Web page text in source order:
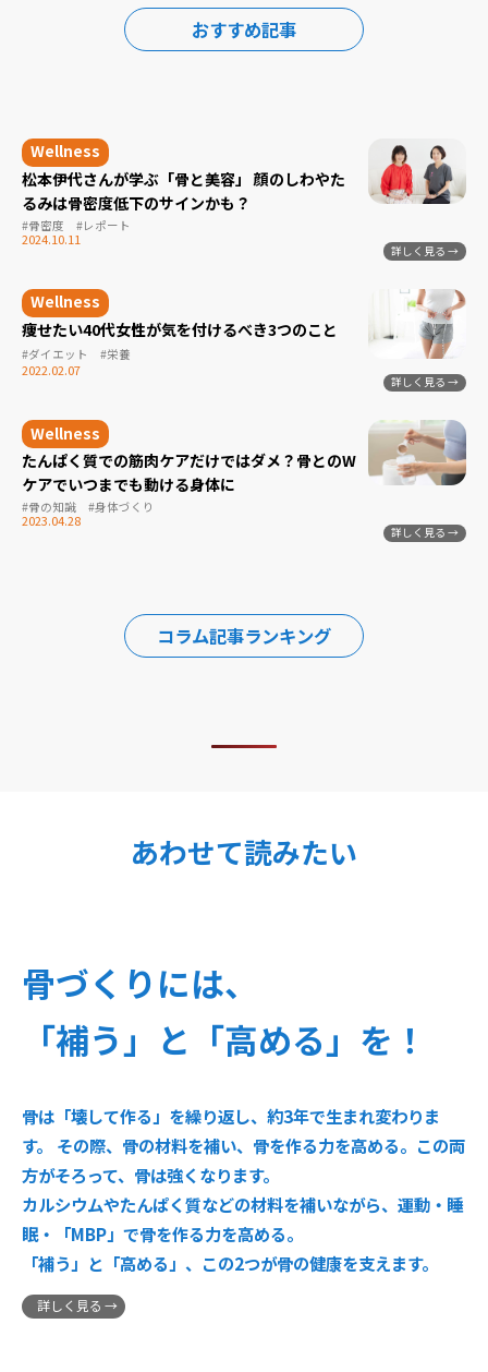
おすすめ記事
松本伊代さんが学ぶ「骨と美容」 顔のしわやた
るみは骨密度低下のサインかも？
2024.10.11
#骨密度 #レポート
痩せたい40代女性が気を付けるべき3つのこと
2022.02.07
#ダイエット #栄養
たんぱく質での筋肉ケアだけではダメ？骨とのW
ケアでいつまでも動ける身体に
2023.04.28
#骨の知識 #身体づくり
コラム記事ランキング
あわせて読みたい
骨づくりには、
「補う」と「高める」を！
骨は「壊して作る」を繰り返し、約3年で生まれ変わりま
す。 その際、骨の材料を補い、骨を作る力を高める。この両
方がそろって、骨は強くなります。
カルシウムやたんぱく質などの材料を補いながら、運動・睡
眠・「MBP」で骨を作る力を高める。
「補う」と「高める」、この2つが骨の健康を支えます。
詳しく見る